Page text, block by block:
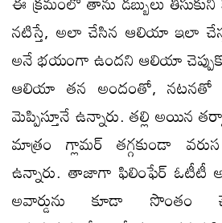
నటిస్తే, అలా చేసిన ఆలియా ఇలా
అనే భయంగా ఉందని ఆలియా
ఆలియా తన అందంతో, నటనతో
మెప్పిస్తూనే ఉన్నారు. తల్లి అయిన
మాత్రం గ్లామర్ తగ్గకుండా
ఉన్నారు. తాజాగా ఫిలింఫేర్‌ ఓటీటీ
అవార్డును కూడా సొంతం